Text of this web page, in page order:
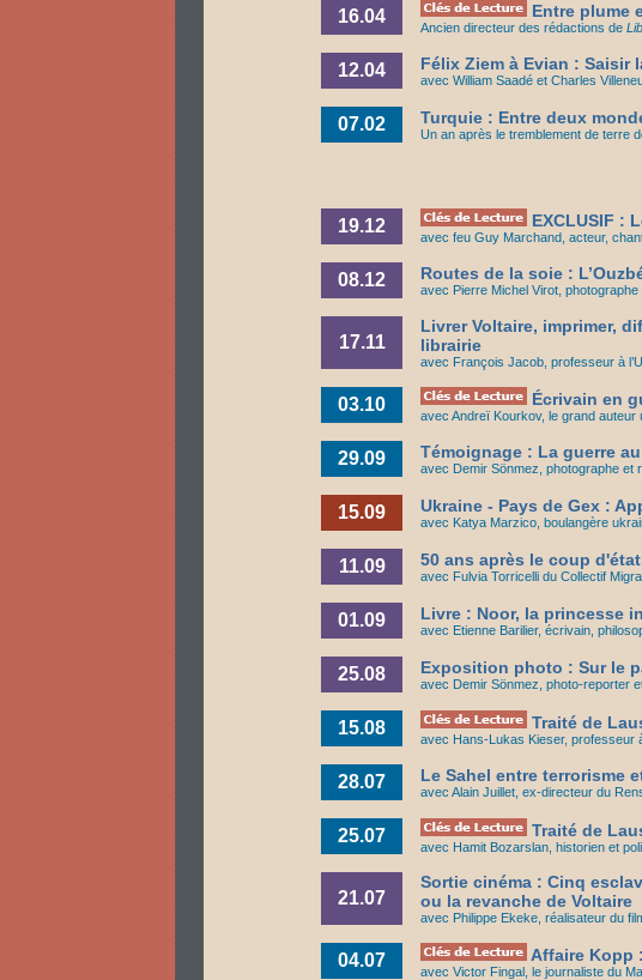
16.04 Entre plume
Ancien directeur des rédactions de
12.04 Félix Ziem à Evian : Saisir
avec William Saadé et Charles
07.02 Turquie : Entre deux
Un an après le tremblement de terre
19.12 EXCLUSIF :
avec feu Guy Marchand, acteur,
08.12 Routes de la soie :
avec Pierre Michel Virot, photographe
17.11
Livrer Voltaire, imprimer,
librairie
avec François Jacob, professeur à
03.10 Écrivain en
avec Andreï Kourkov, le grand auteur
29.09 Témoignage : La guerre
avec Demir Sönmez, photographe et
15.09 Ukraine - Pays de Gex :
avec Katya Marzico, boulangère
11.09 50 ans après le coup
avec Fulvia Torricelli du Collectif
01.09 Livre : Noor, la princesse
avec Etienne Barilier, écrivain,
25.08 Exposition photo : Sur le
avec Demir Sönmez, photo-reporter
15.08 Traité de
avec Hans-Lukas Kieser, professeur
28.07 Le Sahel entre terrorisme
avec Alain Juillet, ex-directeur du
25.07 Traité de
avec Hamit Bozarslan, historien et
21.07
Sortie cinéma : Cinq
ou la revanche de Voltaire
avec Philippe Ekeke, réalisateur du
04.07 Affaire Kopp
avec Victor Fingal, le journaliste du